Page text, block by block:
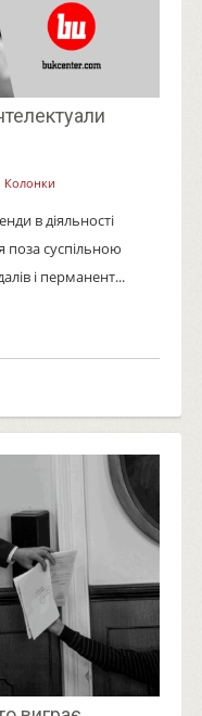
Колонки
в діяльності
поза суспільною
і перманент...